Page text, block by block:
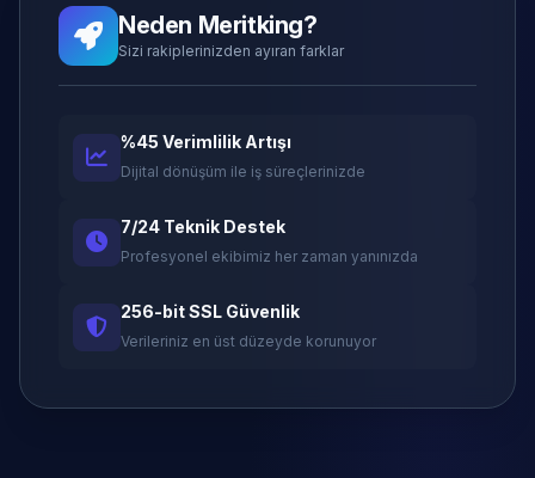
Neden Meritking?
Sizi rakiplerinizden ayıran farklar
%45 Verimlilik Artışı
Dijital dönüşüm ile iş süreçlerinizde
7/24 Teknik Destek
Profesyonel ekibimiz her zaman yanınızda
256-bit SSL Güvenlik
Verileriniz en üst düzeyde korunuyor